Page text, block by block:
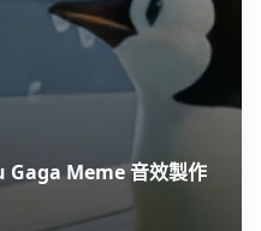
Gaga Meme 音效製作